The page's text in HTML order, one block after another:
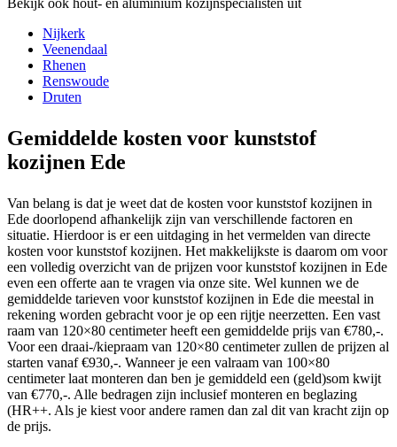
Bekijk ook hout- en aluminium kozijnspecialisten uit
Nijkerk
Veenendaal
Rhenen
Renswoude
Druten
Gemiddelde kosten voor kunststof
kozijnen Ede
Van belang is dat je weet dat de kosten voor kunststof kozijnen in
Ede doorlopend afhankelijk zijn van verschillende factoren en
situatie. Hierdoor is er een uitdaging in het vermelden van directe
kosten voor kunststof kozijnen. Het makkelijkste is daarom om voor
een volledig overzicht van de prijzen voor kunststof kozijnen in Ede
even een offerte aan te vragen via onze site. Wel kunnen we de
gemiddelde tarieven voor kunststof kozijnen in Ede die meestal in
rekening worden gebracht voor je op een rijtje neerzetten. Een vast
raam van 120×80 centimeter heeft een gemiddelde prijs van €780,-.
Voor een draai-/kiepraam van 120×80 centimeter zullen de prijzen al
starten vanaf €930,-. Wanneer je een valraam van 100×80
centimeter laat monteren dan ben je gemiddeld een (geld)som kwijt
van €770,-. Alle bedragen zijn inclusief monteren en beglazing
(HR++. Als je kiest voor andere ramen dan zal dit van kracht zijn op
de prijs.